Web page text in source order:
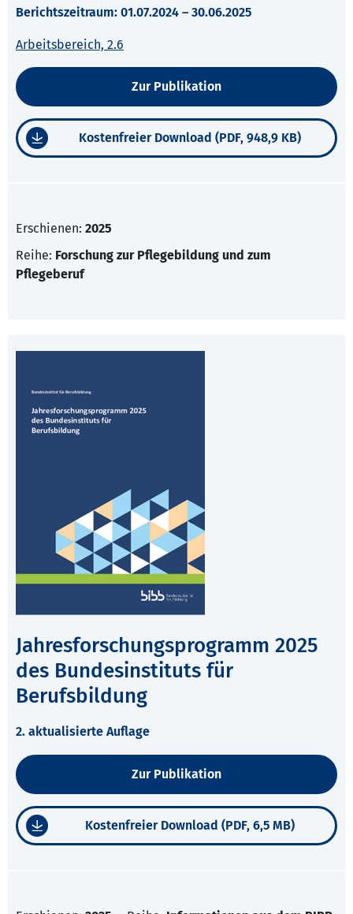
Berichtszeitraum: 01.07.2024 – 30.06.2025
Arbeitsbereich, 2.6
Zur Publikation
Kostenfreier Download (PDF, 948,9 KB)
Erschienen: 2025
Reihe: Forschung zur Pflegebildung und zum
Pflegeberuf
Jahresforschungsprogramm 2025
des Bundesinstituts für
Berufsbildung
2. aktualisierte Auflage
Zur Publikation
Kostenfreier Download (PDF, 6,5 MB)